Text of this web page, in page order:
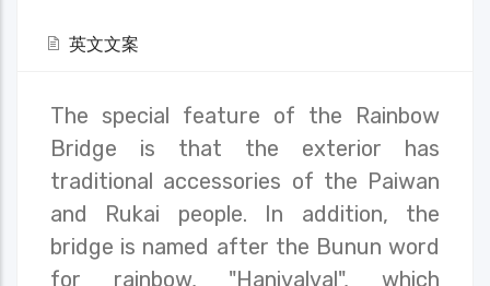
英文文案
The special feature of the Rainbow
Bridge is that the exterior has
traditional accessories of the Paiwan
and Rukai people. In addition, the
bridge is named after the Bunun word
for rainbow, "Hanivalval", which